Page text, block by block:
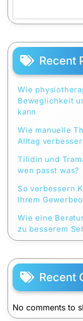
Recent
Wie
Beweglichkeit
kann
Wie manuelle
Alltag
Tilidin und
wen passt was?
So verbessern
Ihrem
Wie eine
zu besserem
Recent
No comments to